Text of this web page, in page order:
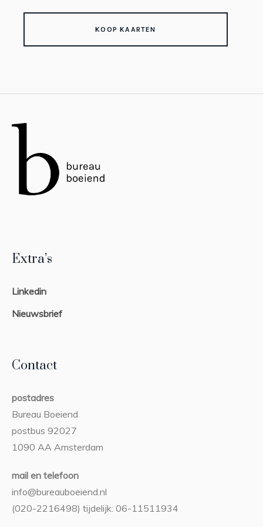
KOOP KAARTEN
Extra’s
Linkedin
Nieuwsbrief
Contact
postadres
Bureau Boeiend
postbus 92027
1090 AA Amsterdam
mail en telefoon
info@bureauboeiend.nl
(020-2216498) tijdelijk: 06-11511934